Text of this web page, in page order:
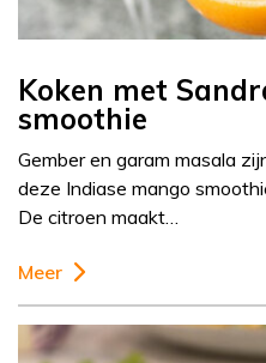
Koken met
smoothie
Gember en garam masala
deze Indiase mango
De citroen maakt…
Meer